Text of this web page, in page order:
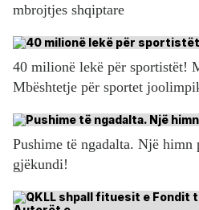
mbrojtjes shqiptare
40 milionë lekë për sportistët!
Mbështetje për sportet
Pushime të ngadalta. Një himn
gjëkundi!